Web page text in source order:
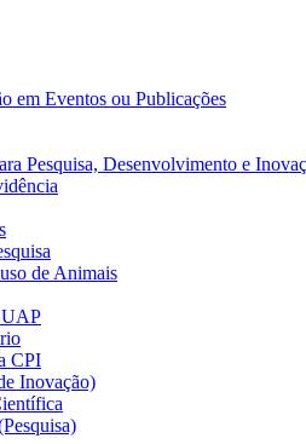
em Eventos ou Publicações
Pesquisa, Desenvolvimento e
de Animais
CPI
Inovação)